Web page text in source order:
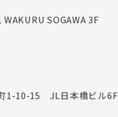
WAKURU SOGAWA 3F
1-10-15 JL日本橋ビル6F